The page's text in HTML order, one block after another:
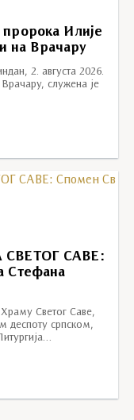
Илије
на Врачару
2. августа 2026.
служена је
САВЕ:
Стефана
Светог Саве,
деспоту српском,